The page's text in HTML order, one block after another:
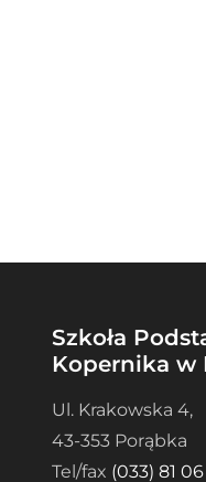
Szkoła
Kopernika w
Ul. Krakowska 4,
43-353 Porąbka
Tel/fax (033) 81